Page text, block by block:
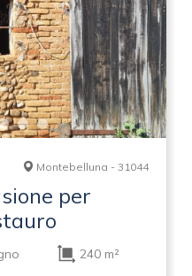
Montebelluna - 31044
per
240 m²